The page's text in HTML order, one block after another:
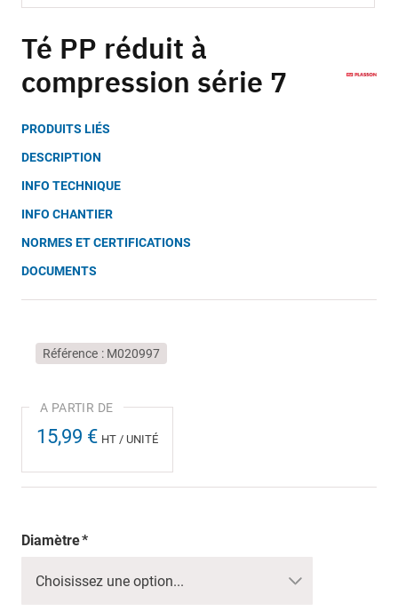
to
the
beginning
of
images
gallery
Té PP réduit à
compression série 7
PRODUITS LIÉS
DESCRIPTION
INFO TECHNIQUE
INFO CHANTIER
NORMES ET CERTIFICATIONS
DOCUMENTS
Référence M020997
15,99 € HT / UNITÉ
Diamètre